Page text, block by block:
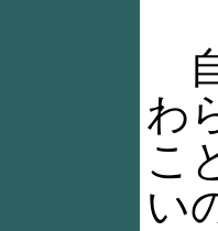
わ
こ
い